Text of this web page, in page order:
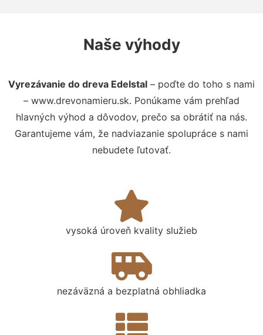
Naše výhody
Vyrezávanie do dreva Edelstal – poďte do toho s nami
– www.drevonamieru.sk. Ponúkame vám prehľad
hlavných výhod a dôvodov, prečo sa obrátiť na nás.
Garantujeme vám, že nadviazanie spolupráce s nami
nebudete ľutovať.
vysoká úroveň kvality služieb
nezáväzná a bezplatná obhliadka